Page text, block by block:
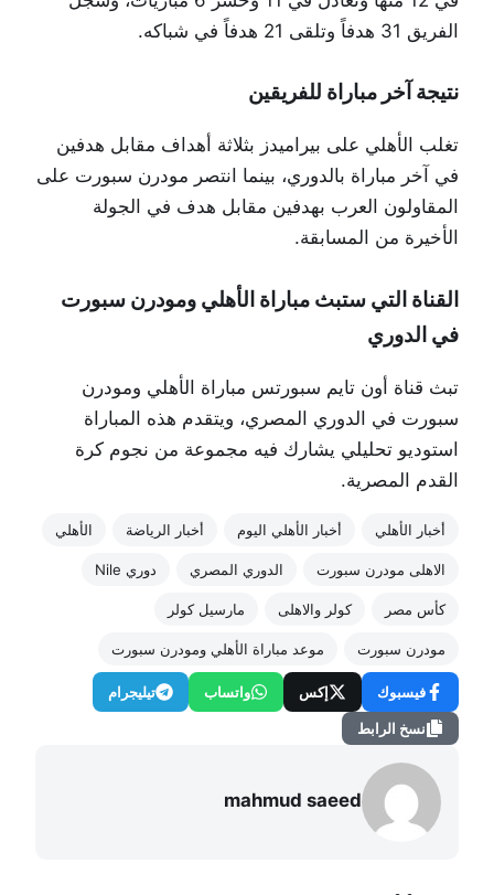
الفريق 31 هدفاً وتلقى 21 هدفاً في شباكه.
نتيجة آخر مباراة للفريقين
تغلب الأهلي على بيراميدز بثلاثة أهداف مقابل هدفين
في آخر مباراة بالدوري، بينما انتصر مودرن سبورت على
المقاولون العرب بهدفين مقابل هدف في الجولة
الأخيرة من المسابقة.
القناة التي ستبث مباراة الأهلي ومودرن سبورت
في الدوري
تبث قناة أون تايم سبورتس مباراة الأهلي ومودرن
سبورت في الدوري المصري، ويتقدم هذه المباراة
استوديو تحليلي يشارك فيه مجموعة من نجوم كرة
القدم المصرية.
أخبار الأهلي أخبار الأهلي اليوم أخبار الرياضة الأهلي
الاهلى مودرن سبورت الدوري المصري دوري Nile
كأس مصر كولر والاهلى مارسيل كولر
مودرن سبورت موعد مباراة الأهلي ومودرن سبورت
فيسبوك إكس واتساب تيليجرام
نسخ الرابط
mahmud saeed